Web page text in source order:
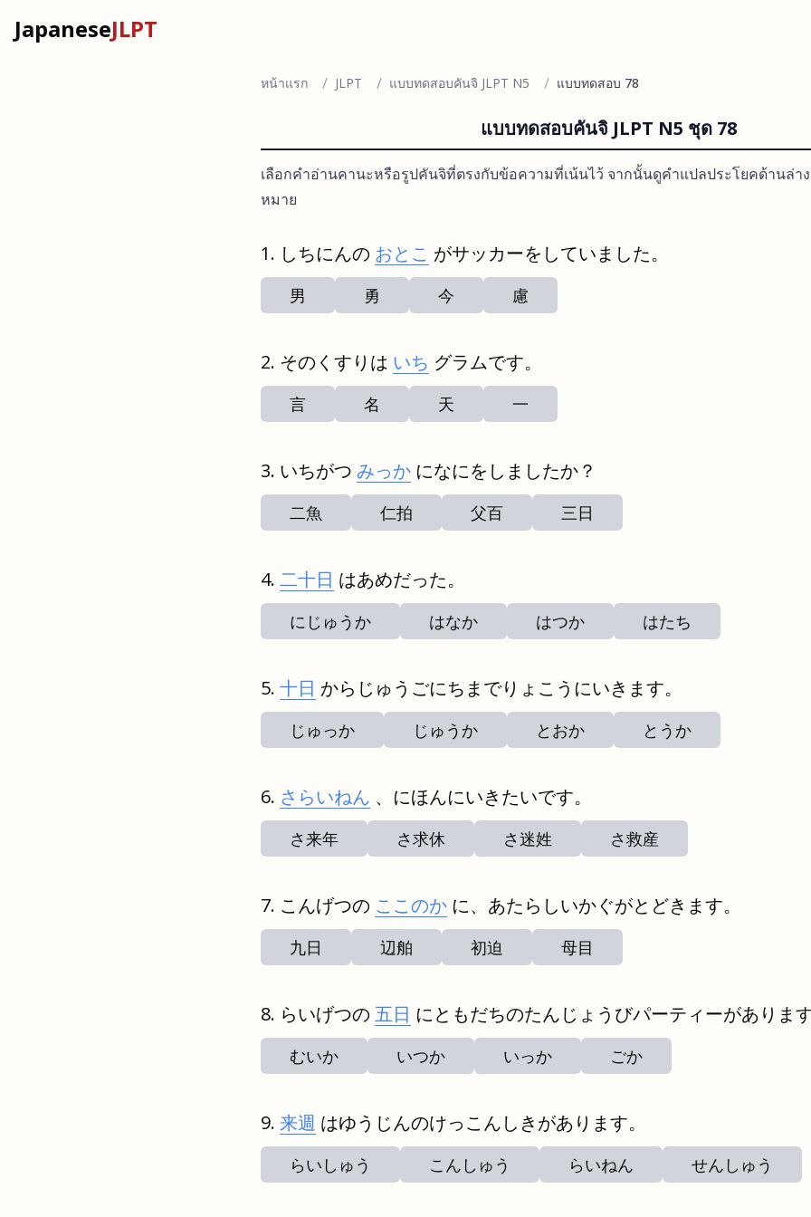
JapaneseJLPT
หน้าแรก / JLPT / แบบทดสอบคันจิ JLPT N5 / แบบทดสอบ 78
แบบทดสอบคันจิ JLPT N5 ชุด 78
เลือกคำอ่านคานะหรือรูปคันจิที่ตรงกับข้อความที่เน้นไว้ จากนั้นดูคำแปลประโยคด้านล่า
หมาย
しちにんの おとこ がサッカーをしていました。
男 勇 今 慮
そのくすりは いち グラムです。
言 名 天 一
いちがつ みっか になにをしましたか？
二魚 仁拍 父百 三日
二十日 はあめだった。
にじゅうか はなか はつか はたち
十日 からじゅうごにちまでりょこうにいきます。
じゅっか じゅうか とおか とうか
さらいねん 、にほんにいきたいです。
さ来年 さ求休 さ迷姓 さ救産
こんげつの ここのか に、あたらしいかぐがとどきます。
九日 辺舶 初迫 母目
らいげつの 五日 にともだちのたんじょうびパーティーがありま
むいか いつか いっか ごか
来週 はゆうじんのけっこんしきがあります。
らいしゅう こんしゅう らいねん せんしゅう